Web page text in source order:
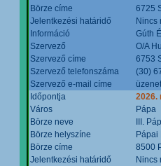
Börze címe
6725
Jelentkezési határidő
Nincs
Információ
Gúth
Szervező
O/A
Szervező címe
6753
Szervező telefonszáma
(30)
Szervező e-mail címe
Időpontja
2026.
Város
Pápa
Börze neve
III.
Börze helyszíne
Pápai
Börze címe
8500
Jelentkezési határidő
Nincs